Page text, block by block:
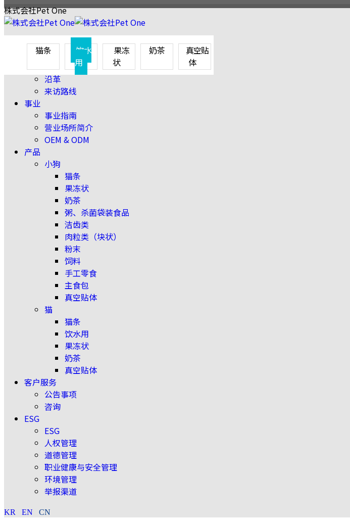
株式会社Pet One
公司信息
致辞
理念和愿景
沿革
来访路线
事业
事业指南
营业场所简介
OEM & ODM
产品
小狗
猫条
果冻状
奶茶
粥、杀菌袋装食品
洁齿类
肉粒类（块状）
粉末
饲料
手工零食
主食包
真空贴体
猫
猫条
饮水用
果冻状
奶茶
真空贴体
客户服务
公告事项
咨询
ESG
ESG
人权管理
道德管理
职业健康与安全管理
环境管理
举报渠道
KR EN CN
猫条
饮水
用
果冻
状
奶茶
真空贴
体